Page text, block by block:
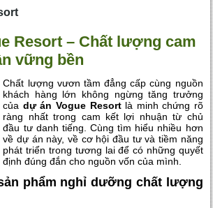
Resort – Chất lượng cam
vững bền
Chất lượng vươn tầm đẳng cấp cùng nguồn
khách hàng lớn không ngừng tăng trưởng
của dự án Vogue Resortlà minh chứng rõ
ràng nhất trong cam kết lợi nhuận từ chủ
đầu tư danh tiếng. Cùng tìm hiểu nhiều hơn
về dự án này, về cơ hội đầu tư và tiềm năng
phát triển trong tương lai để có những quyết
định đúng đắn cho nguồn vốn của mình.
phẩm nghỉ dưỡng chất lượng